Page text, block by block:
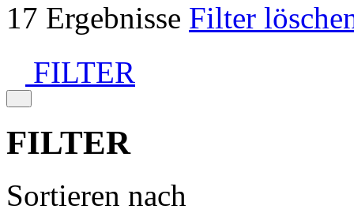
17 Ergebnisse Filter
FILTER
FILTER
Sortieren nach